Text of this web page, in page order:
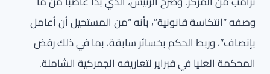
وصفه “انتكاسة قانونية”، بأنه “من المستحيل أن أعامل
بإنصاف”، وربط الحكم بخسائر سابقة، بما في ذلك رفض
المحكمة العليا في فبراير لتعاريفه الجمركية الشاملة.